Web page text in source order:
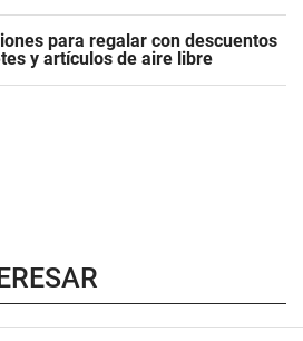
para regalar con descuentos
y artículos de aire libre